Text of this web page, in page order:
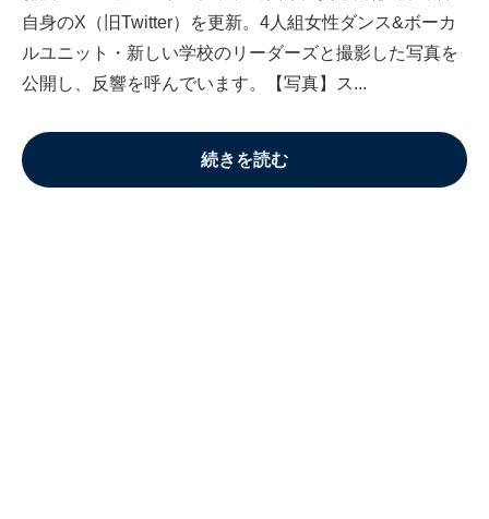
自身のX（旧Twitter）を更新。4人組女性ダンス&ボーカ
ルユニット・新しい学校のリーダーズと撮影した写真を
公開し、反響を呼んでいます。【写真】ス...
続きを読む